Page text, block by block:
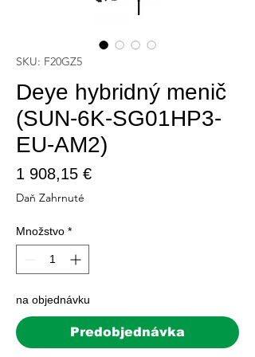
SKU: F20GZ5
Deye hybridný menič
(SUN-6K-SG01HP3-
EU-AM2)
1 908,15 €Price
Daň Zahrnuté
Množstvo *
na objednávku
Predobjednávka